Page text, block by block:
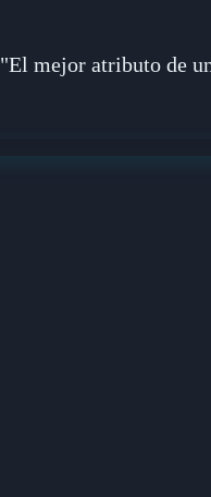
"El mejor atributo de